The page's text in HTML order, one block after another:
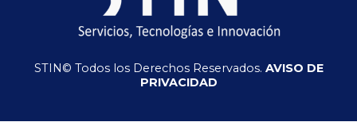
STIN© Todos los Derechos Reservados. AVISO DE
PRIVACIDAD